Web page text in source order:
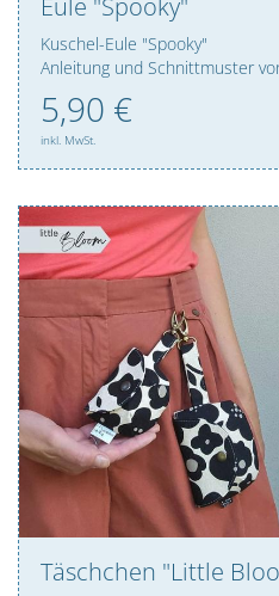
Eule "Spooky"
Kuschel-Eule "Spooky"
Anleitung und Schnittmuster
5,90 €
inkl. MwSt.
Täschchen "Little